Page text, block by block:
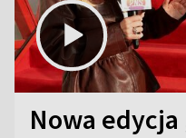
Nowa edycja